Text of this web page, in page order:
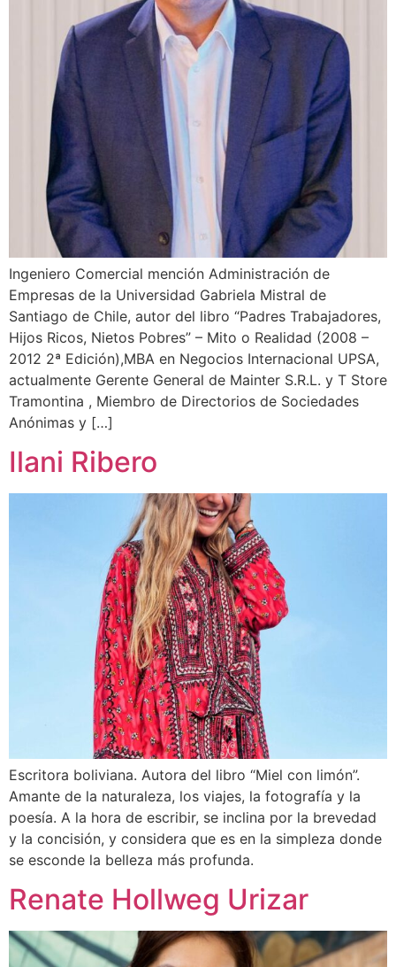
Ingeniero Comercial mención Administración de
Empresas de la Universidad Gabriela Mistral de
Santiago de Chile, autor del libro “Padres Trabajadores,
Hijos Ricos, Nietos Pobres” – Mito o Realidad (2008 –
2012 2ª Edición),MBA en Negocios Internacional UPSA,
actualmente Gerente General de Mainter S.R.L. y T Store
Tramontina , Miembro de Directorios de Sociedades
Anónimas y […]
Ilani Ribero
Escritora boliviana. Autora del libro “Miel con limón”.
Amante de la naturaleza, los viajes, la fotografía y la
poesía. A la hora de escribir, se inclina por la brevedad
y la concisión, y considera que es en la simpleza donde
se esconde la belleza más profunda.
Renate Hollweg Urizar